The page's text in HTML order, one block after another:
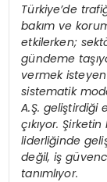
Türkiye’de
bakım ve
etkilerken;
gündeme
vermek
sistematik
A.Ş. geliştirdiği
çıkıyor.
liderliğinde
değil, iş
tanımlıyor.